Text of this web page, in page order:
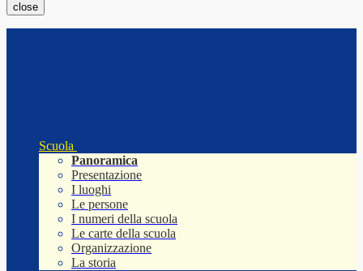
close
Scuola
Panoramica
Presentazione
I luoghi
Le persone
I numeri della scuola
Le carte della scuola
Organizzazione
La storia